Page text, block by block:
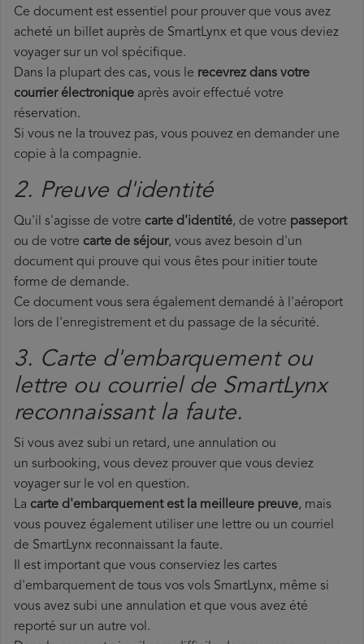
Ce document est essentiel pour prouver que vous avez
acheté un billet auprès de SmartLynx et que vous deviez
voyager sur un vol spécifique.
Dans la plupart des cas, vous le recevrez dans votre
courrier électronique après avoir effectué votre
réservation.
Si vous ne la trouvez pas, vous pouvez en demander une
copie à la compagnie.
2. Preuve d'identité
Qu'il s'agisse de votre carte d'identité, de votre passeport
ou de votre carte de séjour, vous avez besoin d'un
document qui prouve qui vous êtes pour initier toute
forme de demande.
Ce document vous sera également demandé à l'aéroport
lors de l'enregistrement et du passage de la sécurité.
3. Carte d'embarquement ou
lettre ou courriel de SmartLynx
reconnaissant la faute.
Si vous avez subi un retard, une annulation ou
un surbooking, vous devez prouver que vous deviez
voyager sur le vol en question.
La carte d'embarquement est la meilleure preuve, mais
vous pouvez également utiliser une lettre ou un courriel
de SmartLynx reconnaissant la faute.
Il est important que vous conserviez les cartes
d'embarquement de tous vos vols SmartLynx, même si
vous avez subi une annulation et que vous avez été
reporté sur un autre vol.